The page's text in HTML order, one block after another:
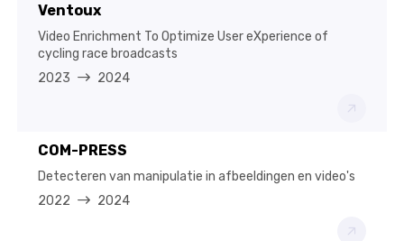
Ventoux
Video Enrichment To Optimize User eXperience of
cycling race broadcasts
2023
2024
COM-PRESS
Detecteren van manipulatie in afbeeldingen en video's
2022
2024